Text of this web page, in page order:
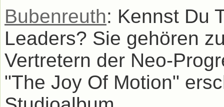
Bubenreuth: Kennst Du
Leaders? Sie gehören
Vertretern der Neo-
"The Joy Of Motion"